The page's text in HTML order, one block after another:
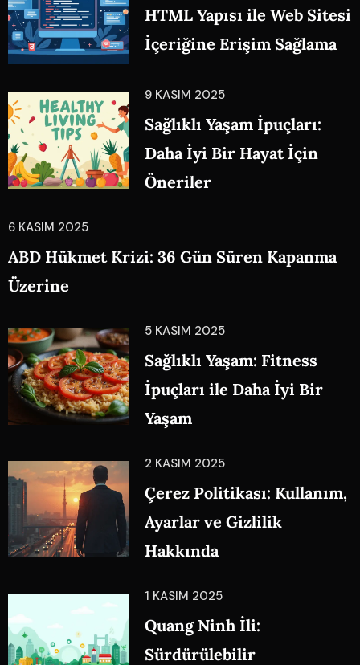
HTML Yapısı ile Web Sitesi
İçeriğine Erişim Sağlama
9 KASIM 2025
Sağlıklı Yaşam İpuçları:
Daha İyi Bir Hayat İçin
Öneriler
6 KASIM 2025
ABD Hükmet Krizi: 36 Gün Süren Kapanma
Üzerine
5 KASIM 2025
Sağlıklı Yaşam: Fitness
İpuçları ile Daha İyi Bir
Yaşam
2 KASIM 2025
Çerez Politikası: Kullanım,
Ayarlar ve Gizlilik
Hakkında
1 KASIM 2025
Quang Ninh İli:
Sürdürülebilir